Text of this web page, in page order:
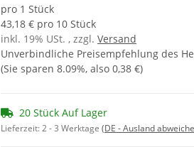
pro 1 Stück
43,18 € pro 10 Stück
inkl. 19% USt. , zzgl. Versand
Unverbindliche Preisempfehlung des
(Sie sparen 8.09%, also 0,38 €)
20 Stück Auf Lager
Lieferzeit:2 - 3 Werktage (DE - Ausland